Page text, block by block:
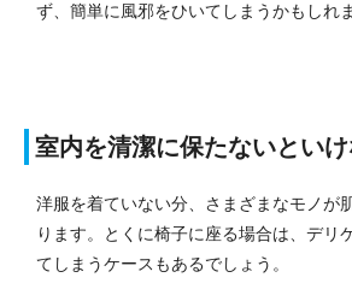
ず、簡単に風邪をひいてしまうかもしれ
室内を清潔に保たないとい
洋服を着ていない分、さまざまなモノが
ります。
とくに椅子に座る場合は、デリ
てしまうケースもあるでしょう。